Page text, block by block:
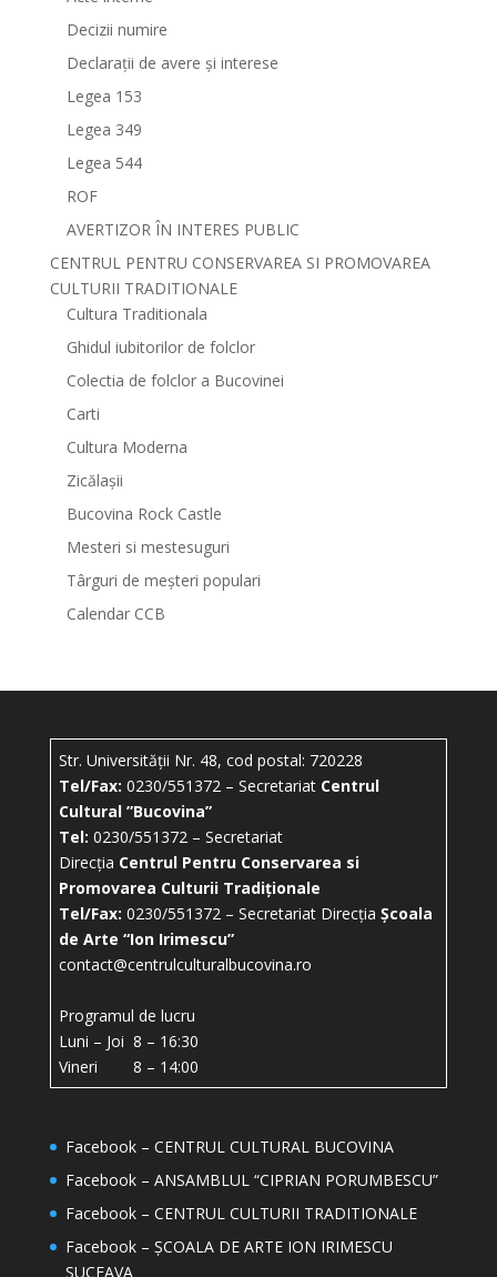
Decizii numire
Declarații de avere și interese
Legea 153
Legea 349
Legea 544
ROF
AVERTIZOR ÎN INTERES PUBLIC
CENTRUL PENTRU CONSERVAREA SI PROMOVAREA
CULTURII TRADITIONALE
Cultura Traditionala
Ghidul iubitorilor de folclor
Colectia de folclor a Bucovinei
Carti
Cultura Moderna
Zicălașii
Bucovina Rock Castle
Mesteri si mestesuguri
Târguri de meșteri populari
Calendar CCB
Str. Universității Nr. 48, cod postal: 720228
Tel/Fax: 0230/551372 – Secretariat Centrul
Cultural ”Bucovina”
Tel: 0230/551372 – Secretariat
Direcția Centrul Pentru Conservarea si
Promovarea Culturii Tradiționale
Tel/Fax: 0230/551372 – Secretariat Direcția Școala
de Arte “Ion Irimescu”
contact@centrulculturalbucovina.ro
Programul de lucru
Luni – Joi 8 – 16:30
Vineri 8 – 14:00
Facebook – CENTRUL CULTURAL BUCOVINA
Facebook – ANSAMBLUL “CIPRIAN PORUMBESCU”
Facebook – CENTRUL CULTURII TRADITIONALE
Facebook – ȘCOALA DE ARTE ION IRIMESCU
SUCEAVA